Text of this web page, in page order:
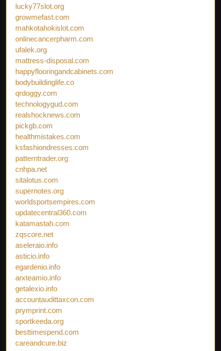
lucky77slot.org
growmefast.com
mahkotahokislot.com
onlinecancerpharm.com
ufalek.org
mattress-disposal.com
happyflooringandcabinets.com
bodybuildinglife.co
qrdoggy.com
technologygud.com
realshocknews.com
pickgb.com
healthmistakes.com
ksfashiondresses.com
patterntrader.org
cnhpa.net
sitalotus.com
supernotes.org
worldsportsempires.com
updatecentral360.com
katamastah.com
zqscore.net
aseleraio.info
asticio.info
egardenio.info
arxteamio.info
getalexio.info
accountaudittaxcon.com
prymprint.com
sportkeeda.org
besttimespend.com
careandcure.biz